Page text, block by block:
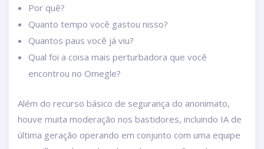
Por quê?
Quanto tempo você gastou nisso?
Quantos paus você já viu?
Qual foi a coisa mais perturbadora que você
encontrou no Omegle?
Além do recurso básico de segurança do anonimato,
houve muita moderação nos bastidores, incluindo IA de
última geração operando em conjunto com uma equipe